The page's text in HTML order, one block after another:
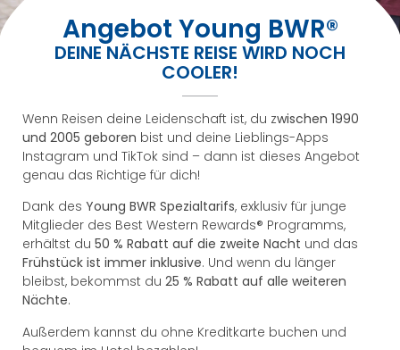
Angebot Young BWR®
DEINE NÄCHSTE REISE WIRD NOCH
COOLER!
Wenn Reisen deine Leidenschaft ist, du zwischen 1990
und 2005 geboren bist und deine Lieblings-Apps
Instagram und TikTok sind – dann ist dieses Angebot
genau das Richtige für dich!
Dank des Young BWR Spezialtarifs, exklusiv für junge
Mitglieder des Best Western Rewards® Programms,
erhältst du 50 % Rabatt auf die zweite Nacht und das
Frühstück ist immer inklusive. Und wenn du länger
bleibst, bekommst du 25 % Rabatt auf alle weiteren
Nächte.
Außerdem kannst du ohne Kreditkarte buchen und